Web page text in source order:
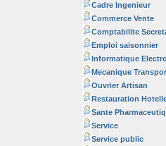
Cadre Ingenieur
Commerce Vente
Comptabilite
Emploi saisonnier
Informatique
Mecanique
Ouvrier Artisan
Restauration
Sante
Service
Service public